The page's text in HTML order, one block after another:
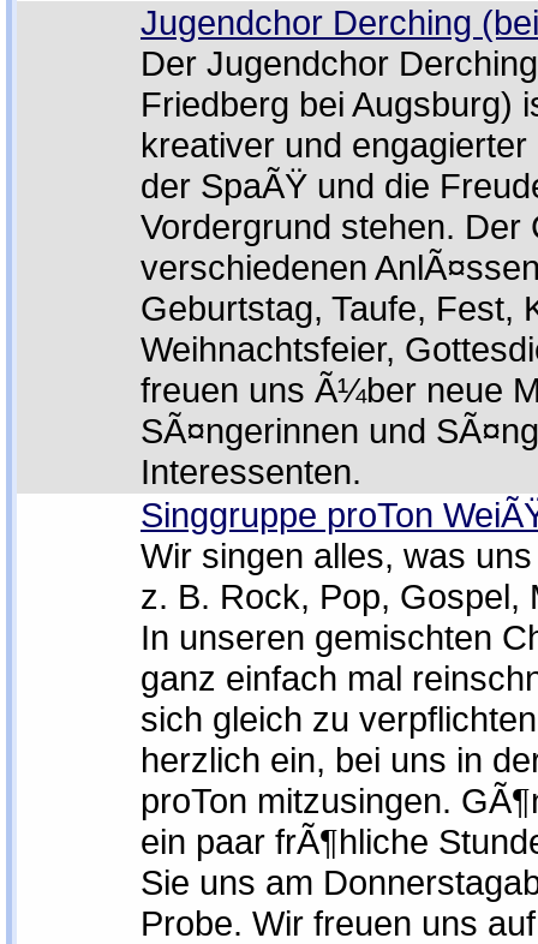
Jugendchor Derching
Der Jugendchor
Friedberg bei Augsburg)
kreativer und
der SpaÃŸ und die
Vordergrund stehen. Der
verschiedenen
Geburtstag, Taufe, Fest,
Weihnachtsfeier,
freuen uns Ã¼ber neue
SÃ¤ngerinnen und
Interessenten.
Singgruppe proTon
Wir singen alles, was
z. B. Rock, Pop, Gospel,
In unseren gemischten
ganz einfach mal
sich gleich zu
herzlich ein, bei uns in
proTon mitzusingen.
ein paar frÃ¶hliche
Sie uns am
Probe. Wir freuen uns